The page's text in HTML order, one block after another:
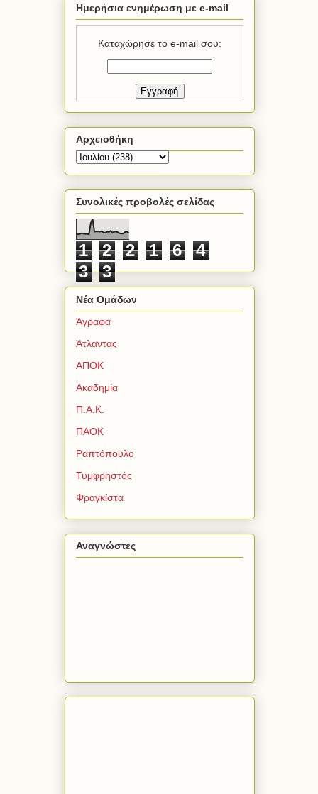
Ημερήσια ενημέρωση με e-mail
Καταχώρησε το e-mail σου:
Αρχειοθήκη
Συνολικές προβολές σελίδας
1 2 2 1 6
4
3
3
Νέα Ομάδων
Άγραφα
Άτλαντας
ΑΠΟΚ
Ακαδημία
Π.Α.Κ.
ΠΑΟΚ
Ραπτόπουλο
Τυμφρηστός
Φραγκίστα
Αναγνώστες